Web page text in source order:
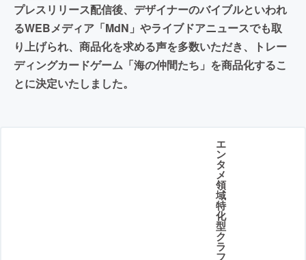
プレスリリース配信後、デザイナーのバイブルといわれ
るWEBメディア「MdN」やライブドアニュースでも取
り上げられ、商品化を求める声を多数いただき、トレー
ディングカードゲーム「海の仲間たち」を商品化するこ
とに決定いたしました。
エ
ン
タ
メ
領
域
特
化
型
ク
ラ
フ